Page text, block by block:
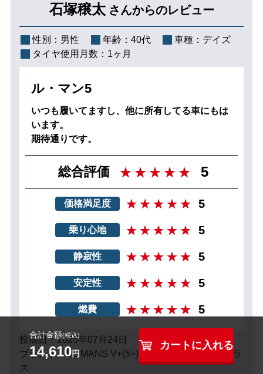
合計金額(税込)
14,610円
カートに入れる
石塚穣太 さんからのレビュー
性別： 男性 年齢： 40代 車種： デイズ
タイヤ使用月数： 1ヶ月
ル・マン5
いつも履いてますし、他に所有してる車にもは
います。
期待通りです。
総合評価 5
価格満足度 5
乗り心地 5
静寂性 5
安定性 5
燃費 5
投稿日：2025年07月24日
ブランド：LE MANS V+(5+)LM5 Plus ル・マン5プラ
ス